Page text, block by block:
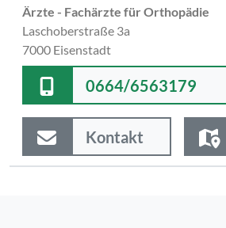
Ärzte - Fachärzte für Orthopädie
Laschoberstraße 3a
7000 Eisenstadt
0664/6563179
Kontakt